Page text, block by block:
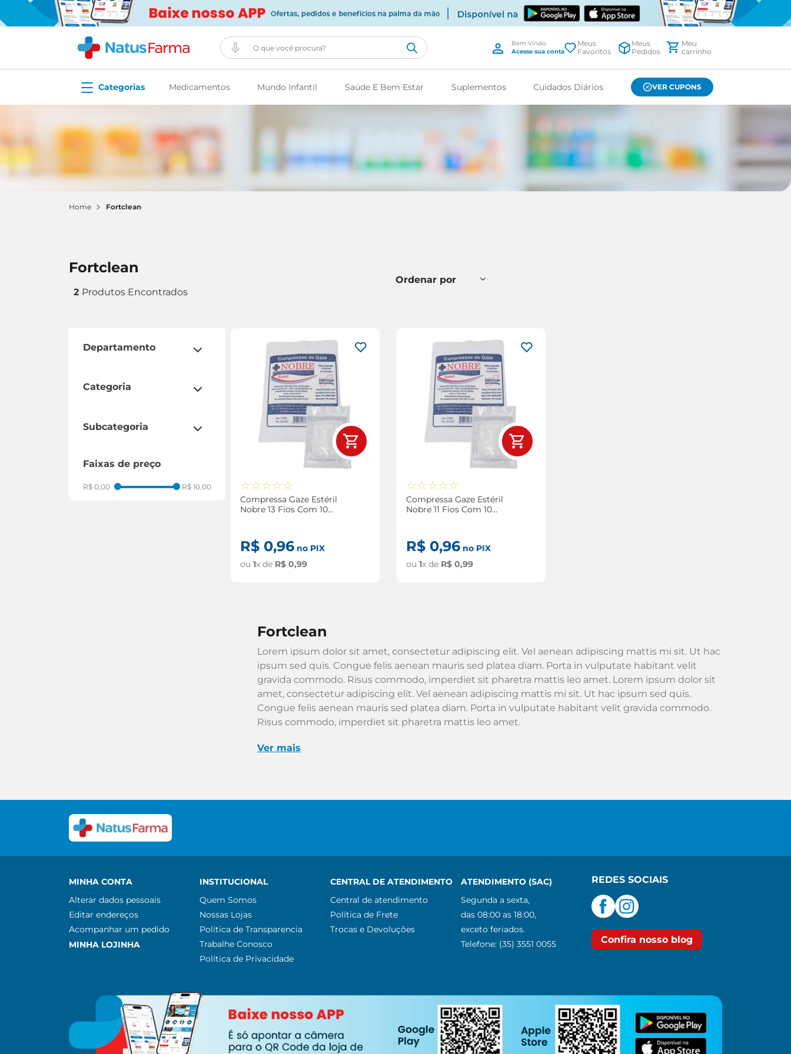
O que você procura?
Meus
Favoritos
Meus
Pedidos
Medicamentos Mundo Infantil Saúde E Bem Estar Suplementos Cuidados Diários VER CUPONS
fortclean
fortclean
2
departamento
categoria
subcategoria
faixas de preço
R$ 0,00 R$ 10,00 ☆☆☆☆☆
Compressa Gaze Estéril
Nobre 13 Fios Com 10
R$ 0,96 no PIX
ou1x de R$ 0,99
☆☆☆☆☆
Compressa Gaze Estéril
Nobre 11 Fios Com 10
R$ 0,96no PIX
ou 1x de R$ 0,99
fortclean
Lorem ipsum dolor sit amet, consectetur adipiscing elit. Vel aenean adipiscing mattis mi sit. Ut hac
ipsum sed quis. Congue felis aenean mauris sed platea diam. Porta in vulputate habitant velit
gravida commodo. Risus commodo, imperdiet sit pharetra mattis leo amet. Lorem ipsum dolor sit
amet, consectetur adipiscing elit. Vel aenean adipiscing mattis mi sit. Ut hac ipsum sed quis.
Congue felis aenean mauris sed platea diam. Porta in vulputate habitant velit gravida commodo.
Risus commodo, imperdiet sit pharetra mattis leo amet.
Ver mais
MINHA CONTA
Alterar dados pessoais
Editar endereços
Acompanhar um pedido
MINHA LOJINHA
INSTITUCIONAL
Quem Somos
Nossas Lojas
Política de Transparencia
Trabalhe Conosco
Política de Privacidade
CENTRAL DE ATENDIMENTO
Central de atendimento
Política de Frete
Trocas e Devoluções
ATENDIMENTO (SAC)
Segunda a sexta,
das 08:00 as 18:00,
exceto feriados.
Telefone: (35) 3551 0055
REDES SOCIAIS
Confira nosso blog